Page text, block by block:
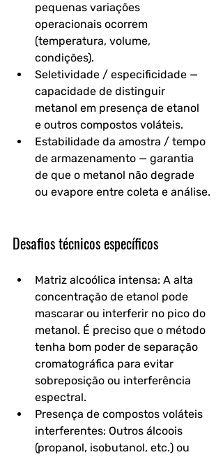
pequenas variações
operacionais ocorrem
(temperatura, volume,
condições).
Seletividade / especificidade —
capacidade de distinguir
metanol em presença de etanol
e outros compostos voláteis.
Estabilidade da amostra / tempo
de armazenamento — garantia
de que o metanol não degrade
ou evapore entre coleta e análise.
Desafios técnicos específicos
Matriz alcoólica intensa: A alta
concentração de etanol pode
mascarar ou interferir no pico do
metanol. É preciso que o método
tenha bom poder de separação
cromatográfica para evitar
sobreposição ou interferência
espectral.
Presença de compostos voláteis
interferentes: Outros álcoois
(propanol, isobutanol, etc.) ou